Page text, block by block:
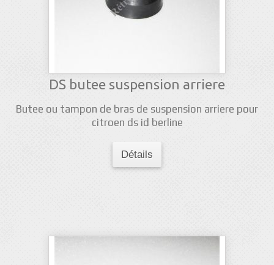
DS butee suspension arriere
Butee ou tampon de bras de suspension arriere pour
citroen ds id berline
Détails